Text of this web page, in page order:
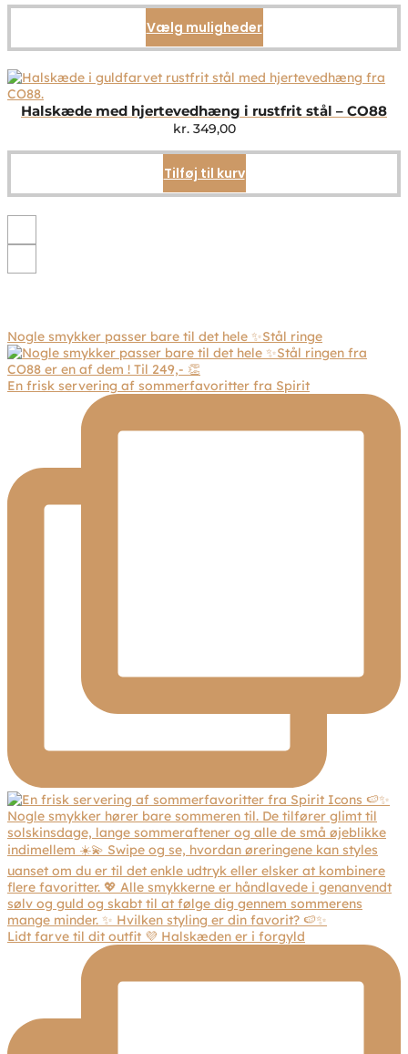
Vælg mulighederDette
vare
flere
Mulighederne
på
Halskæde med hjertevedhæng i rustfrit stål – CO88
kr.349,00
Tilføj til kurv
Nogle smykker passer bare til det hele ✨Stål ringe
En frisk servering af sommerfavoritter fra Spirit
Lidt farve til dit outfit 💜 Halskæden er i forgyld